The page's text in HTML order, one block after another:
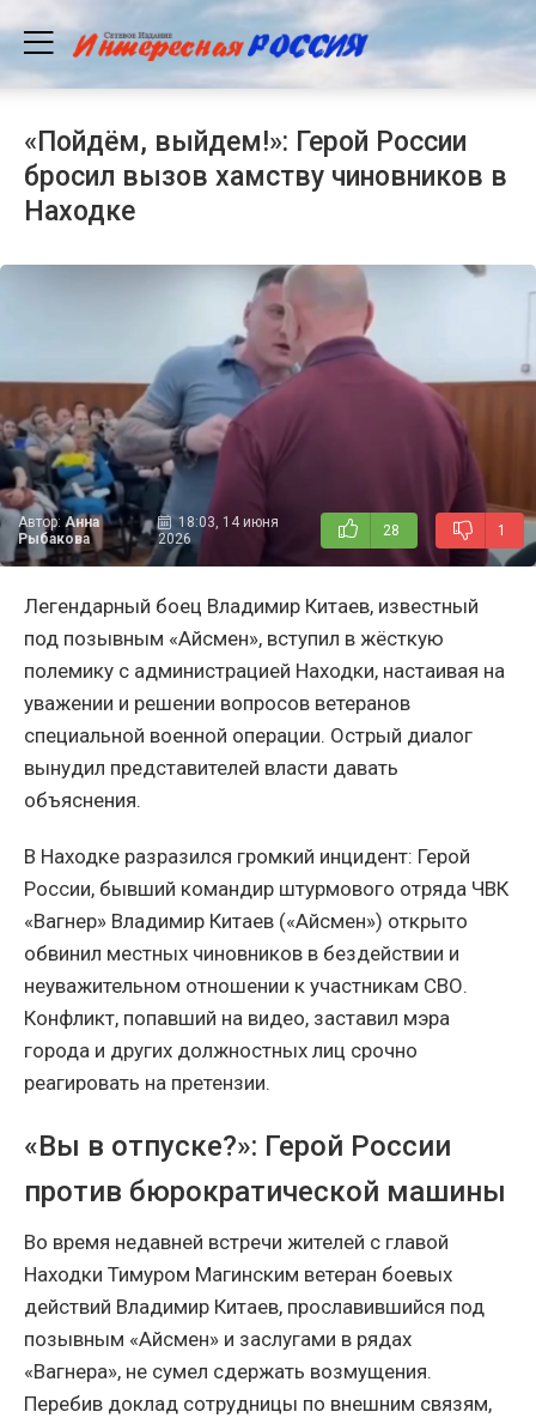
«Пойдём, выйдем!»: Герой России
бросил вызов хамству чиновников в
Находке
Автор: Анна
Рыбакова
18:03, 14 июня
2026
28 1
Легендарный боец Владимир Китаев, известный
под позывным «Айсмен», вступил в жёсткую
полемику с администрацией Находки, настаивая на
уважении и решении вопросов ветеранов
специальной военной операции. Острый диалог
вынудил представителей власти давать
объяснения.
В Находке разразился громкий инцидент: Герой
России, бывший командир штурмового отряда ЧВК
«Вагнер» Владимир Китаев («Айсмен») открыто
обвинил местных чиновников в бездействии и
неуважительном отношении к участникам СВО.
Конфликт, попавший на видео, заставил мэра
города и других должностных лиц срочно
реагировать на претензии.
«Вы в отпуске?»: Герой России
против бюрократической машины
Во время недавней встречи жителей с главой
Находки Тимуром Магинским ветеран боевых
действий Владимир Китаев, прославившийся под
позывным «Айсмен» и заслугами в рядах
«Вагнера», не сумел сдержать возмущения.
Перебив доклад сотрудницы по внешним связям,